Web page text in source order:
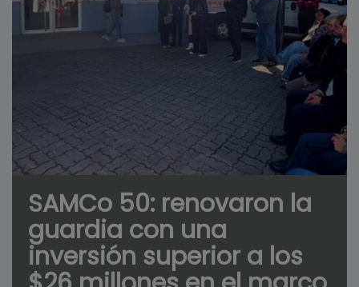
SAMCo 50: renovaron la
guardia con una
inversión superior a los